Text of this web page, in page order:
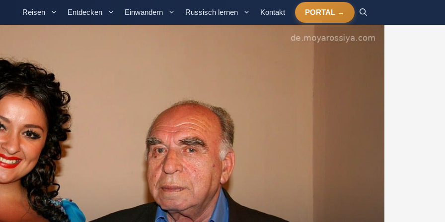
Reisen Entdecken Einwandern Russisch lernen Kontakt PORTAL